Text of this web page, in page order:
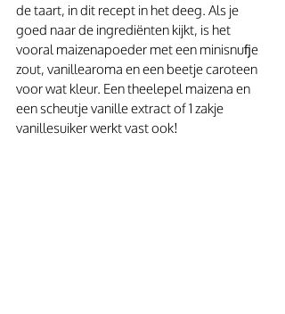
de taart, in dit recept in het deeg. Als je
goed naar de ingrediënten kijkt, is het
vooral maizenapoeder met een minisnufje
zout, vanillearoma en een beetje caroteen
voor wat kleur. Een theelepel maizena en
een scheutje vanille extract of 1 zakje
vanillesuiker werkt vast ook!